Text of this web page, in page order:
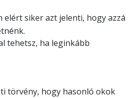
elért siker azt jelenti, hogy azzá
tehetsz, ha leginkább
törvény, hogy hasonló okok